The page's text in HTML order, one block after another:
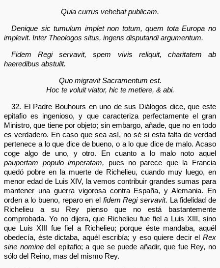
Quia currus vehebat publicam.
Denique sic tumulum implet non totum, quem tota Europa no
implevit. Inter Theologos situs, ingens disputandi argumentum.
Fidem Regi servavit, spem vivis reliquit, charitatem ab
haeredibus abstulit.
Quo migravit Sacramentum est.
Hoc te voluit viator, hic te metiere, & abi.
32. El Padre Bouhours en uno de sus Diálogos dice, que este
epitafio es ingenioso, y que caracteriza perfectamente el gran
Ministro, que tiene por objeto; sin embargo, añade, que no en todo
es verdadero. En caso que sea así, no sé si esta falta de verdad
pertenece a lo que dice de bueno, o a lo que dice de malo. Acaso
coge algo de uno, y otro. En cuanto a lo malo noto aquel
paupertam populo imperatam, pues no parece que la Francia
quedó pobre en la muerte de Richelieu, cuando muy luego, en
menor edad de Luis XIV, la vemos contribuir grandes sumas para
mantener una guerra vigorosa contra España, y Alemania. En
orden a lo bueno, reparo en el fidem Regi servavit. La fidelidad de
Richelieu a su Rey pienso que no está bastantemente
comprobada. Yo no dijera, que Richelieu fue fiel a Luis XIII, sino
que Luis XIII fue fiel a Richelieu; porque éste mandaba, aquél
obedecía, éste dictaba, aquél escribía; y eso quiere decir el Rex
sine nominedel epitafio; a que se puede añadir, que fue Rey, no
sólo del Reino, mas del mismo Rey.